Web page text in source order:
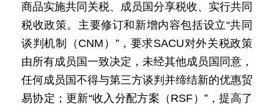
商品实施共同关税、成员国分享税收、实行共同
税收政策。主要修订和新增内容包括设立“共同
谈判机制（CNM）”，要求SACU对外关税政策
由所有成员国一致决定，未经其他成员国同意，
任何成员国不得与第三方谈判并缔结新的优惠贸
易协定；更新“收入分配方案（RSF）”，提高了